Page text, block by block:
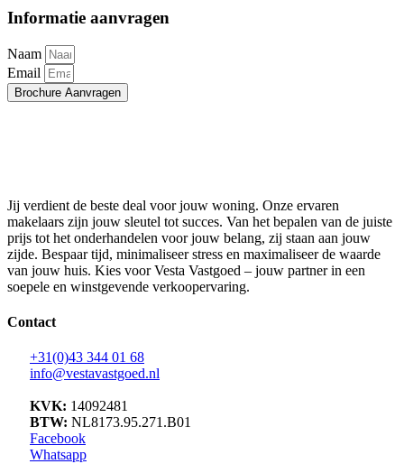
Informatie aanvragen
Naam
Email
Brochure Aanvragen
Jij verdient de beste deal voor jouw woning. Onze ervaren
makelaars zijn jouw sleutel tot succes. Van het bepalen van de juiste
prijs tot het onderhandelen voor jouw belang, zij staan aan jouw
zijde. Bespaar tijd, minimaliseer stress en maximaliseer de waarde
van jouw huis. Kies voor Vesta Vastgoed – jouw partner in een
soepele en winstgevende verkoopervaring.
Contact
+31(0)43 344 01 68
info@vestavastgoed.nl
KVK: 14092481
BTW: NL8173.95.271.B01
Facebook
Whatsapp